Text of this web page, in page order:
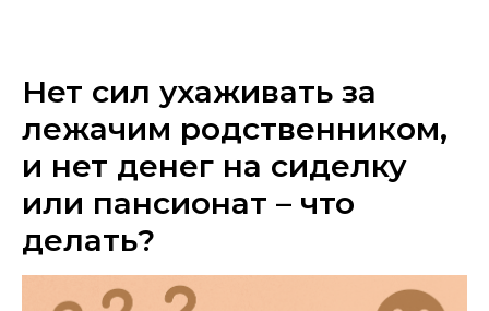
Нет сил ухаживать за
лежачим родственником,
и нет денег на сиделку
или пансионат – что
делать?